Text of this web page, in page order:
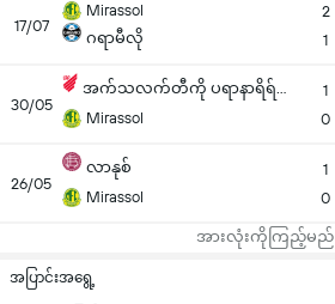
17/07
Mirassol
ဂရာမီလို
2
1
30/05
အက်သလက်တီကို ပရာနာရိရ်ဆင်
Mirassol
1
0
26/05
လာနုစ်
Mirassol
1
0
အားလုံးကိုကြည့်မည်
အပြာင်းအရွေ့